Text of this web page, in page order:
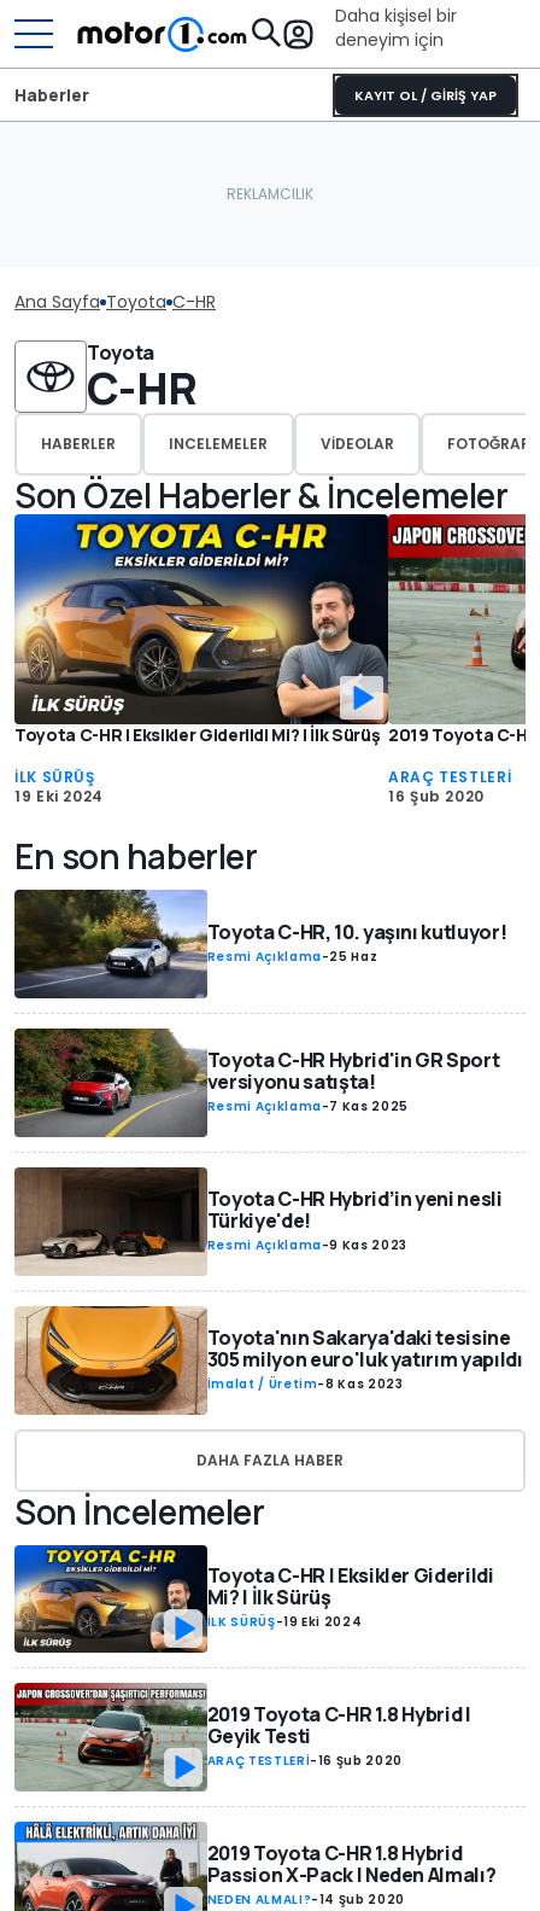
Daha kişisel bir
deneyim için
KAYIT OL / GİRİŞ YAP
Haberler
Ana Sayfa Toyota C-HR
Toyota
C-HR
HABERLER INCELEMELER VIDEOLAR
Son Özel Haberler & İncelemeler
Toyota C-HR | Eksikler Giderildi Mi? | İlk Sürüş
İLK SÜRÜŞ
19 Eki 2024
2019 Toyota C-
ARAÇ TESTLERİ
16 Şub 2020
En son haberler
Toyota C-HR, 10. yaşını kutluyor!
Resmi Açıklama-25 Haz
Toyota C-HR Hybrid'in GR Sport
versiyonu satışta!
Resmi Açıklama-7 Kas 2025
Toyota C-HR Hybrid’in yeni nesli
Türkiye'de!
Resmi Açıklama-9 Kas 2023
Toyota'nın Sakarya'daki tesisine
305 milyon euro'luk yatırım yapıldı
İmalat / Üretim-8 Kas 2023
DAHA FAZLA HABER
Son İncelemeler
Toyota C-HR | Eksikler Giderildi
Mi? | İlk Sürüş
İLK SÜRÜŞ-19 Eki 2024
2019 Toyota C-HR 1.8 Hybrid |
Geyik Testi
ARAÇ TESTLERİ-16 Şub 2020
2019 Toyota C-HR 1.8 Hybrid
Passion X-Pack | Neden Almalı?
NEDEN ALMALI?-14 Şub 2020